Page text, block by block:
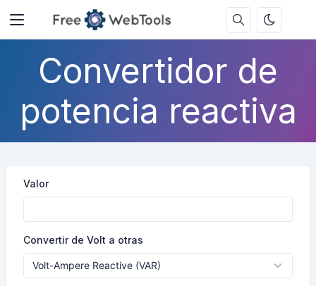
Convertidor de
potencia reactiva
Valor
Convertir de Volt a otras